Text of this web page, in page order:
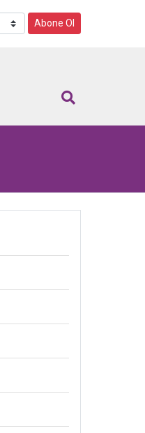
Abone Ol